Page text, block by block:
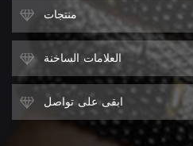
منتجات
العلامات الساخنة
ابقى على تواصل